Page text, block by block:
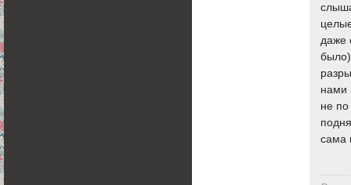
даже
нами
не
сама